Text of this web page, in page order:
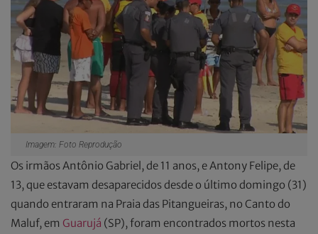
Imagem: Foto Reprodução
Os irmãos Antônio Gabriel, de 11 anos, e Antony Felipe, de
13, que estavam desaparecidos desde o último domingo (31)
quando entraram na Praia das Pitangueiras, no Canto do
Maluf, em Guarujá (SP), foram encontrados mortos nesta